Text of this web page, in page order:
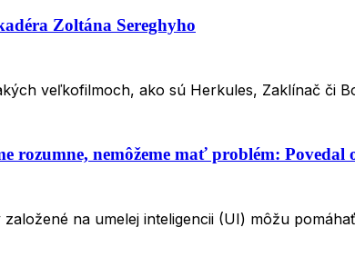
Zoltána Sereghyho
veľkofilmoch, ako sú Herkules, Zaklínač či
rozumne, nemôžeme mať problém:
na umelej inteligencii (UI) môžu